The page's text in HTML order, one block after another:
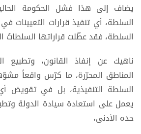
يضاف إلى هذا فشل الحكومة
السلطة، أي تنفيذ قرارات التعيينات
السلطة، فقد عطّلت قراراتها السلطاتُ
ناهيك عن إنفاذ القانون، وتطبيع
المناطق المحرّرة، ما كرّس واقعاً
السلطة التنفيذية، بل في تقويض
يعمل على استعادة سيادة الدولة
حده الأدنى،